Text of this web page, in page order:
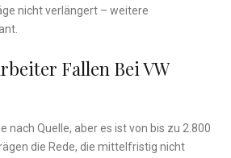
nicht verlängert – weitere
Fallen Bei VW
nach Quelle, aber es ist von bis zu 2.800
die Rede, die mittelfristig nicht